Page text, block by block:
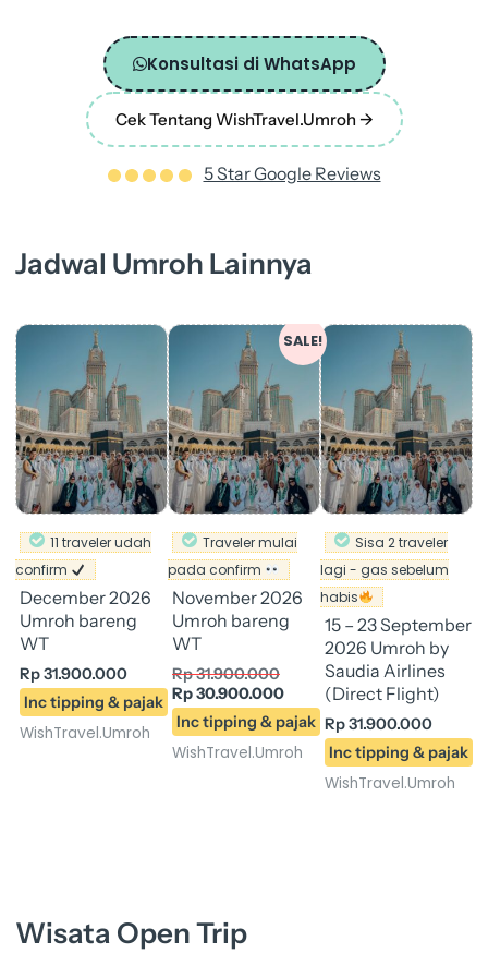
Konsultasi di WhatsApp
Cek Tentang WishTravel.Umroh ->
5 Star Google Reviews
Jadwal Umroh Lainnya
11 traveler udah
confirm
December 2026
Umroh bareng
WT
Rp31.900.000
WishTravel.Umroh
SALE!
Traveler mulai
pada confirm
November 2026
Umroh bareng
WT
Rp31.900.000
Original
price
was:
Rp 31.900.000.
Rp30.900.000
Current
price
is:
Rp 30.900.000.
WishTravel.Umroh
Sisa 2 traveler
lagi - gas sebelum
habis
15 – 23 September
2026 Umroh by
Saudia Airlines
(Direct Flight)
Rp31.900.000
WishTravel.Umroh
Wisata Open Trip